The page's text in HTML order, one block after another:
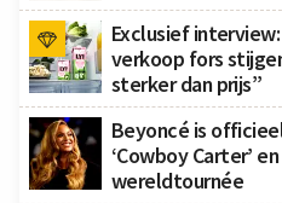
Exclusief
verkoop fors
sterker dan prijs”
Beyoncé is
‘Cowboy Carter’
wereldtournée